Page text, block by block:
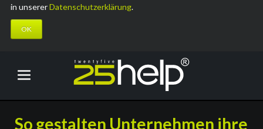
in unsererDatenschutzerklärung.
OK
So gestalten Unternehmen ihre